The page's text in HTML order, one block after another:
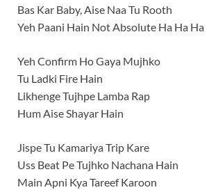
Bas Kar Baby, Aise Naa Tu Rooth
Yeh Paani Hain Not Absolute Ha Ha Ha
Yeh Confirm Ho Gaya Mujhko
Tu Ladki Fire Hain
Likhenge Tujhpe Lamba Rap
Hum Aise Shayar Hain
Jispe Tu Kamariya Trip Kare
Uss Beat Pe Tujhko Nachana Hain
Main Apni Kya Tareef Karoon